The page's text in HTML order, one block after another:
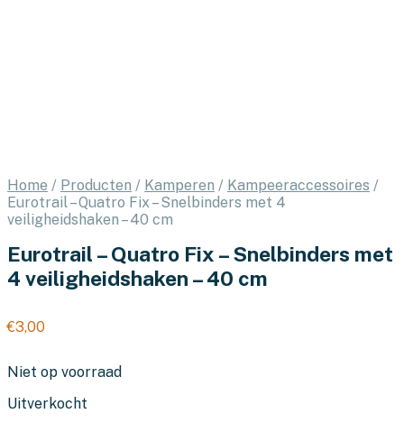
Home / Producten / Kamperen / Kampeeraccessoires /
Eurotrail – Quatro Fix – Snelbinders met 4
veiligheidshaken – 40 cm
Eurotrail – Quatro Fix – Snelbinders met
4 veiligheidshaken – 40 cm
€3,00
Niet op voorraad
Uitverkocht